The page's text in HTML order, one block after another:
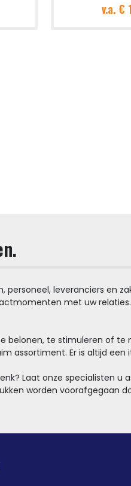
v.a. €
leveranciers en
met uw
te stimuleren of te
assortiment. Er is altijd
Laat onze specialisten u
worden voorafgegaan